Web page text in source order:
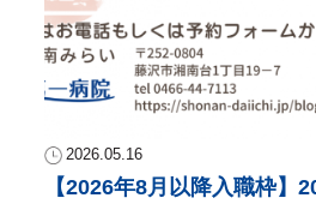
2026.05.16
【2026年8月以降入職枠】